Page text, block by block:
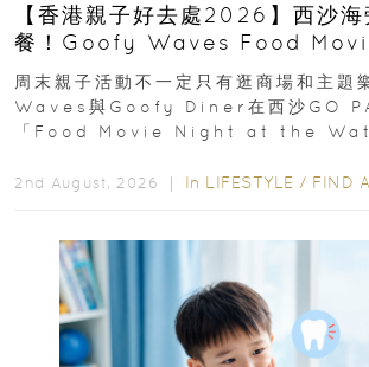
【香港親子好去處2026】西沙
餐！Goofy Waves Food
外影院逢週末登場
周末親子活動不一定只有逛商場和主
Waves與Goofy Diner在西沙GO
「Food Movie Night at the
2nd August, 2026 ｜ In LIFESTYLE / FIND